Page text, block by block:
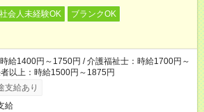
社会人未経験OK
ブランクOK
給1400円～1750円 / 介護福祉士：時給1700円～
以上：時給1500円～1875円
支給あり
給